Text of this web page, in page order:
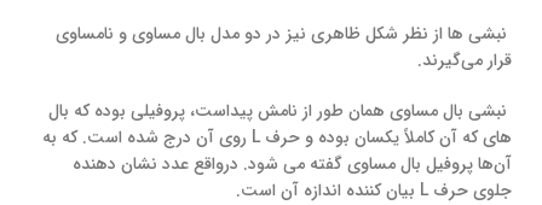
نبشی ها از نظر شکل ظاهری نیز در دو مدل بال مساوی و نامساوی
قرار می‌گیرند.
نبشی بال مساوی همان طور از نامش پیداست، پروفیلی بوده که بال
های که آن کاملاً یکسان بوده و حرف L روی آن‌ درج شده‌ است. که به
آن‌ها پروفیل بال مساوی گفته می ‌شود. درواقع عدد نشان ‌دهنده
جلوی حرف L بیان‌ کننده اندازه آن است.